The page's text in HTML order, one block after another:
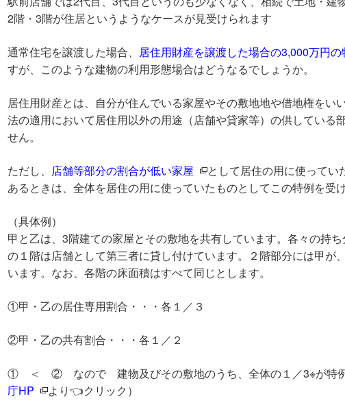
2階・3階が住居というようなケースが見受けられます
通常住宅を譲渡した場合、 居住用財産を譲渡した場合の3,000万円の
すが、このような建物の利用形態場合はどうなるでしょうか。
居住用財産とは、自分が住んでいる家屋やその敷地地や借地権をい
法の適用において居住用以外の用途（店舗や貸家等）の供している
せん。
ただし、 店舗等部分の割合が低い家屋
として居住の用に使って
あるときは、全体を居住の用に使っていたものとしてこの特例を受
（具体例）
甲と乙は、3階建ての家屋とその敷地を共有しています。各々の持
の１階は店舗として第三者に貸し付けています。２階部分には甲が
います。なお、各階の床面積はすべて同じとします。
①甲・乙の居住専用割合・・・各１／３
②甲・乙の共有割合・・・各１／２
① ＜ ② なので 建物及びその敷地のうち、全体の１／3※が特例
庁HP
より👈クリック）